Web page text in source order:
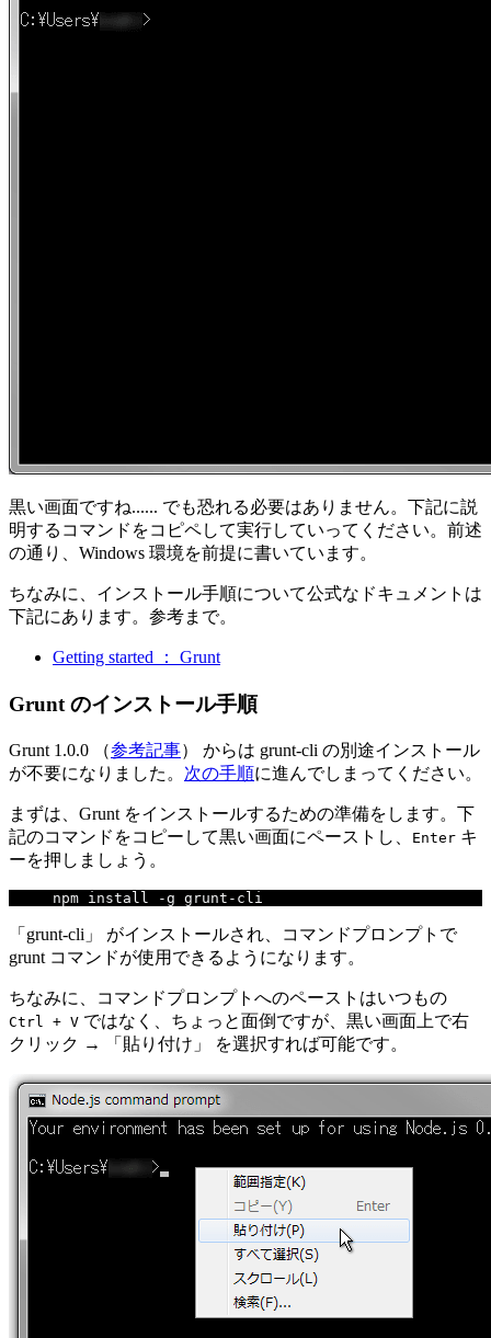
黒い画面ですね...... でも恐れる必要はありません。下記に説
明するコマンドをコピペして実行していってください。前述
の通り、Windows 環境を前提に書いています。
ちなみに、インストール手順について公式なドキュメントは
下記にあります。参考まで。
Getting started ： Grunt
Grunt のインストール手順
Grunt 1.0.0 （参考記事） からは grunt-cli の別途インストール
が不要になりました。 次の手順に進んでしまってください。
まずは、Grunt をインストールするための準備をします。下
記のコマンドをコピーして黒い画面にペーストし、
Enter キ
ーを押しましょう。
npm install -g grunt - cli
「grunt-cli」 がインストールされ、コマンドプロンプトで
grunt コマンドが使用できるようになります。
ちなみに、コマンドプロンプトへのペーストはいつもの
Ctrl + V ではなく、ちょっと面倒ですが、黒い画面上で右
クリック → 「貼り付け」 を選択すれば可能です。